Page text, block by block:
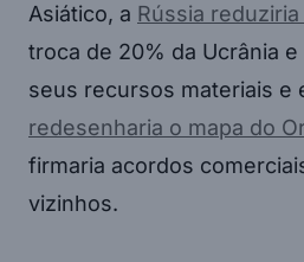
Asiático, a Rússia
troca de 20% da Ucrânia
seus recursos materiais e
redesenharia o mapa do
firmaria acordos
vizinhos.